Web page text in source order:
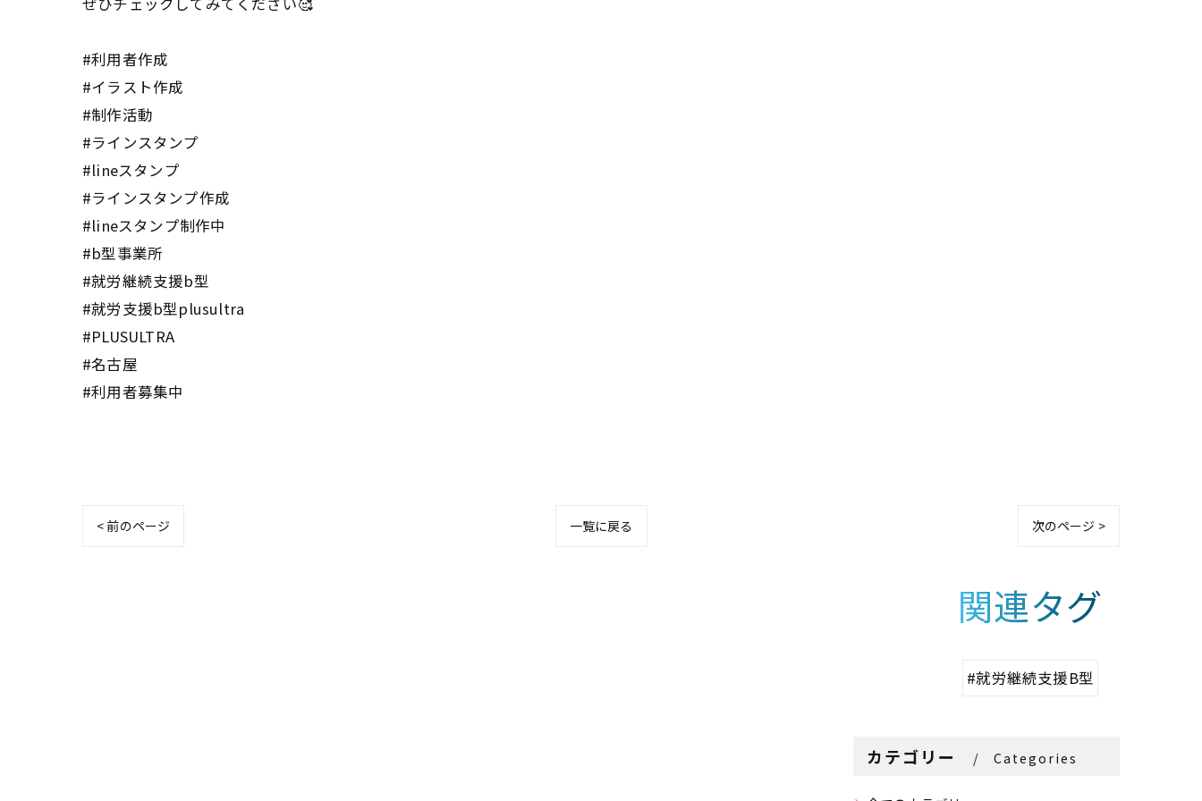
#利用者作成
#イラスト作成
#制作活動
#ラインスタンプ
#lineスタンプ
#ラインスタンプ作成
#lineスタンプ制作中
#b型事業所
#就労継続支援b型
#就労支援b型plusultra
#PLUSULTRA
#名古屋
#利用者募集中
< 前のページ 一覧に戻る 次のページ >
関連タグ
#就労継続支援B型
カテゴリー Categories